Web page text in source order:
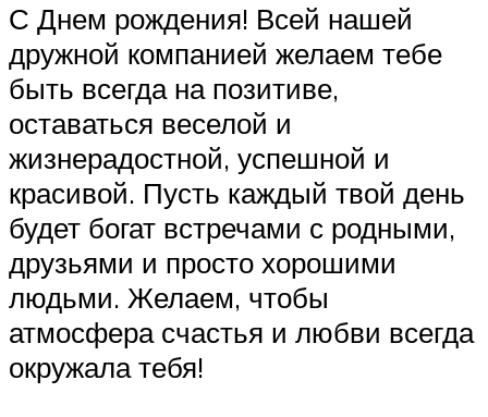
С Днем рождения! Всей нашей
дружной компанией желаем тебе
быть всегда на позитиве,
оставаться веселой и
жизнерадостной, успешной и
красивой. Пусть каждый твой день
будет богат встречами с родными,
друзьями и просто хорошими
людьми. Желаем, чтобы
атмосфера счастья и любви всегда
окружала тебя!